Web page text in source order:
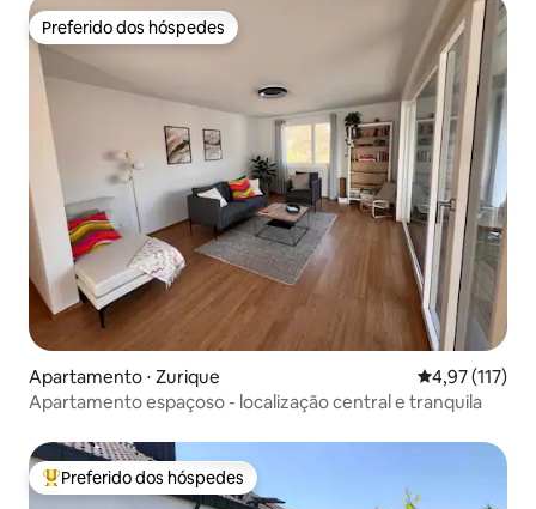
Preferido dos hóspedes
Preferido dos hóspedes
Apartamento ⋅ Zurique 4,97 de uma
4,97 (117)
Apartamento espaçoso - localização central e tranquila
Entre os melhores preferidos dos hóspedes
Preferido dos hóspedes